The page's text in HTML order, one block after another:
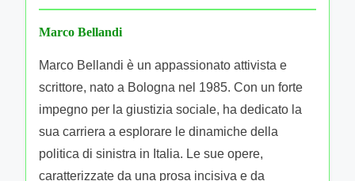
Marco Bellandi
Marco Bellandi è un appassionato attivista e
scrittore, nato a Bologna nel 1985. Con un forte
impegno per la giustizia sociale, ha dedicato la
sua carriera a esplorare le dinamiche della
politica di sinistra in Italia. Le sue opere,
caratterizzate da una prosa incisiva e da